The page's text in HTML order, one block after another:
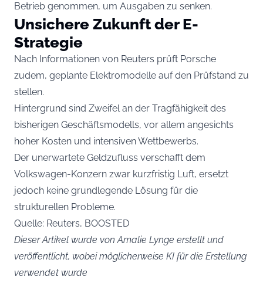
Betrieb genommen, um Ausgaben zu senken.
Unsichere Zukunft der E-
Strategie
Nach Informationen von Reuters prüft Porsche
zudem, geplante Elektromodelle auf den Prüfstand zu
stellen.
Hintergrund sind Zweifel an der Tragfähigkeit des
bisherigen Geschäftsmodells, vor allem angesichts
hoher Kosten und intensiven Wettbewerbs.
Der unerwartete Geldzufluss verschafft dem
Volkswagen-Konzern zwar kurzfristig Luft, ersetzt
jedoch keine grundlegende Lösung für die
strukturellen Probleme.
Quelle: Reuters, BOOSTED
Dieser Artikel wurde von Amalie Lynge erstellt und
veröffentlicht, wobei möglicherweise KI für die Erstellung
verwendet wurde